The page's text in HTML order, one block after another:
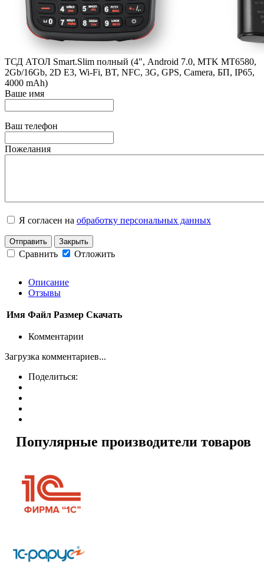
ТСД АТОЛ Smart.Slim полный (4", Android 7.0, MTK MT6580,
2Gb/16Gb, 2D E3, Wi-Fi, BT, NFC, 3G, GPS, Camera, БП, IP65,
4000 mАh)
Ваше имя
Ваш телефон
Пожелания
Я согласен на обработку персональных данных
Отправить Закрыть
Сравнить Отложить
Описание
Отзывы
Имя Файл Размер Скачать
Комментарии
Загрузка комментариев...
Поделиться:
Популярные производители товаров